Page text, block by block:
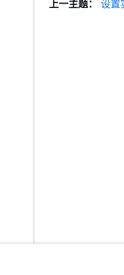
上一主题：
设置